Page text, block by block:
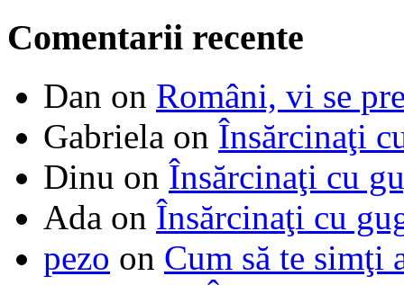
Comentarii recente
Dan on Români, vi se
Gabriela on Însărcinaţi
Dinu on Însărcinaţi cu
Ada on Însărcinaţi cu
pezo on Cum să te simţi